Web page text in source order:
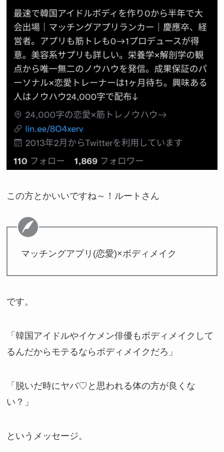
この方とかいいですね～！ルートさん
マッチングアプリ(恋愛)×ボディメイク
です。
「韓国アイドルやイケメン俳優もボディメイクして
るんだからモテるならボディメイクだろ」
「脱いだ時にヤバ♡と思われる体の方が良くな
い？」
というメッセージ。